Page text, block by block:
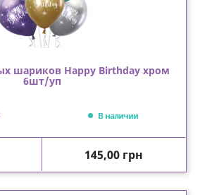
шариков Happy Birthday хром
6шт/уп
В наличии
Цена
145,00 грн